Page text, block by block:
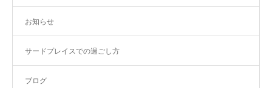
お知らせ
サードプレイスでの過ごし方
ブログ